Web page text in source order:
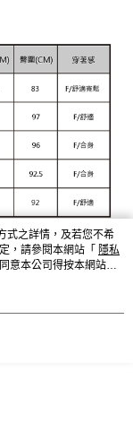
式之詳情，及若您不希
，請參閱本網站「 隱私
意本公司得按本網站使